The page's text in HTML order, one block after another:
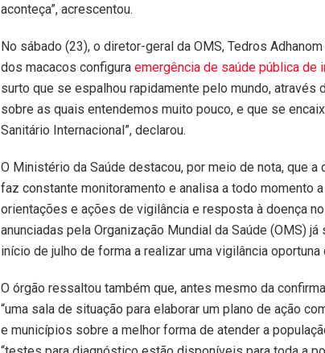
aconteça”, acrescentou.
No sábado (23), o diretor-geral da OMS, Tedros
dos macacos configura emergência de saúde pública de
surto que se espalhou rapidamente pelo mundo, através
sobre as quais entendemos muito pouco, e que se
Sanitário Internacional”, declarou.
O Ministério da Saúde destacou, por meio de nota, que a
faz constante monitoramento e analisa a todo momento
orientações e ações de vigilância e resposta à doença
anunciadas pela Organização Mundial da Saúde (OMS)
início de julho de forma a realizar uma vigilância oportuna
O órgão ressaltou também que, antes mesmo da
“uma sala de situação para elaborar um plano de ação
e municípios sobre a melhor forma de atender a